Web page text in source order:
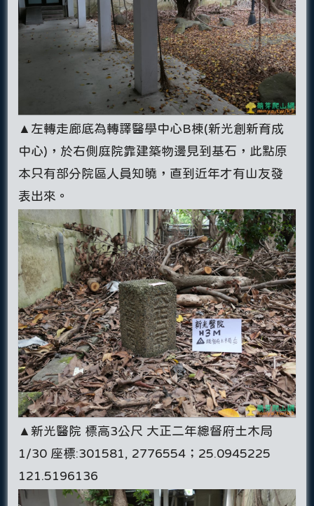
▲左轉走廊底為轉譯醫學中心B棟(新光創新育成
中心)，於右側庭院靠建築物邊見到基石，此點原
本只有部分院區人員知曉，直到近年才有山友發
表出來。
▲新光醫院 標高3公尺 大正二年總督府土木局
1/30 座標:301581, 2776554；25.0945225
121.5196136